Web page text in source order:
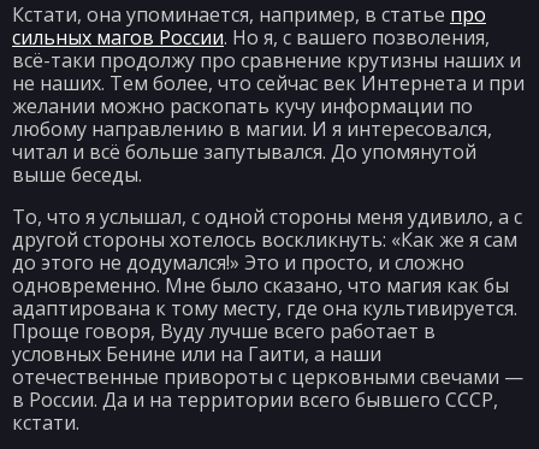
Кстати, она упоминается, например, в статье про
сильных магов России. Но я, с вашего позволения,
всё-таки продолжу про сравнение крутизны наших и
не наших. Тем более, что сейчас век Интернета и при
желании можно раскопать кучу информации по
любому направлению в магии. И я интересовался,
читал и всё больше запутывался. До упомянутой
выше беседы.
То, что я услышал, с одной стороны меня удивило, а с
другой стороны хотелось воскликнуть: «Как же я сам
до этого не додумался!» Это и просто, и сложно
одновременно. Мне было сказано, что магия как бы
адаптирована к тому месту, где она культивируется.
Проще говоря, Вуду лучше всего работает в
условных Бенине или на Гаити, а наши
отечественные привороты с церковными свечами —
в России. Да и на территории всего бывшего СССР,
кстати.